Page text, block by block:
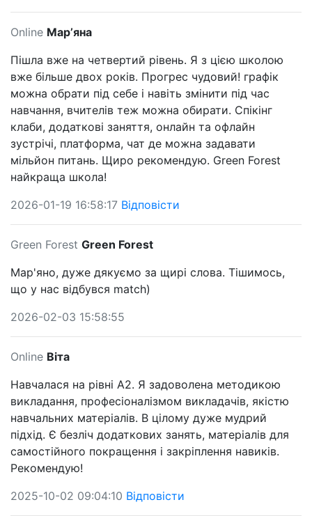
Online Марʼяна
Пішла вже на четвертий рівень. Я з цією школою
вже більше двох років. Прогрес чудовий! графік
можна обрати під себе і навіть змінити під час
навчання, вчителів теж можна обирати. Спікінг
клаби, додаткові заняття, онлайн та офлайн
зустрічі, платформа, чат де можна задавати
мільйон питань. Щиро рекомендую. Green Forest
найкраща школа!
2026-01-19 16:58:17 Відповісти
Green Forest Green Forest
Мар'яно, дуже дякуємо за щирі слова. Тішимось,
що у нас відбувся match)
2026-02-03 15:58:55
Online Віта
Навчалася на рівні А2. Я задоволена методикою
викладання, професіоналізмом викладачів, якістю
навчальних матеріалів. В цілому дуже мудрий
підхід. Є безліч додаткових занять, матеріалів для
самостійного покращення і закріплення навиків.
Рекомендую!
2025-10-02 09:04:10 Відповісти